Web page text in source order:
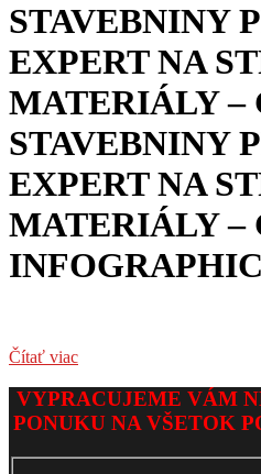
STAVEBNINY
EXPERT NA
MATERIÁLY –
STAVEBNINY
EXPERT NA
MATERIÁLY –
INFOGRAPHIC
Čítať viac
2026-
02-
02
VYPRACUJEME VÁM
PONUKU NA VŠETOK